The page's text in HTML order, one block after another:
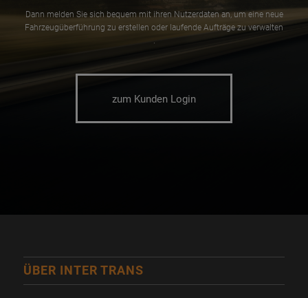
Dann melden Sie sich bequem mit ihren Nutzerdaten an, um eine neue
Fahrzeugüberführung zu erstellen oder laufende Aufträge zu verwalten
.
zum Kunden Login
ÜBER INTER TRANS